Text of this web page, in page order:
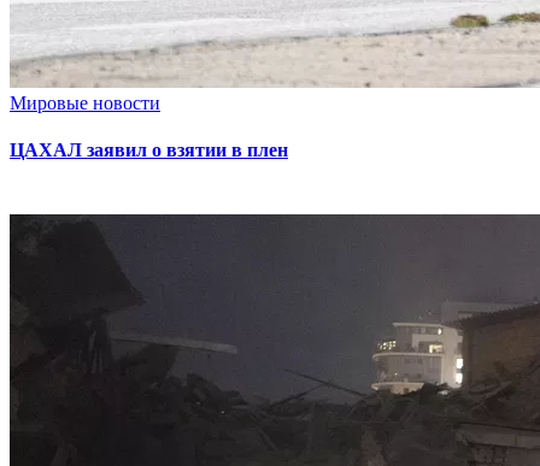
Мировые новости
ЦАХАЛ заявил о взятии в плен